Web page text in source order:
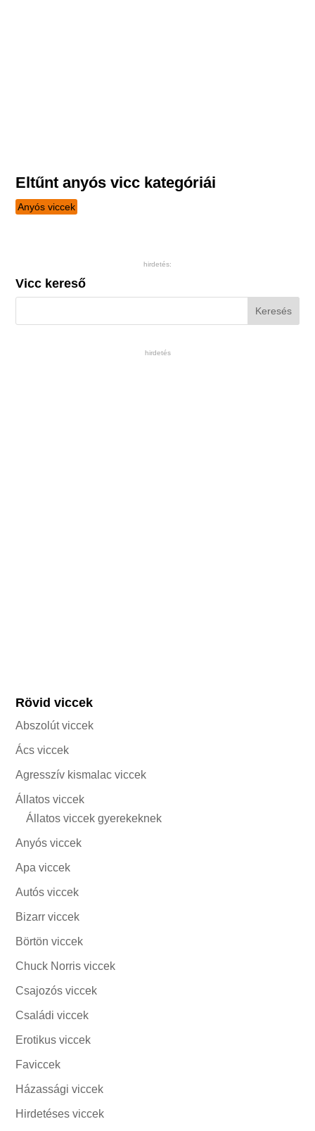
Eltűnt anyós vicc kategóriái
Anyós viccek
hirdetés:
Vicc kereső
hirdetés
Rövid viccek
Abszolút viccek
Ács viccek
Agresszív kismalac viccek
Állatos viccek
Állatos viccek gyerekeknek
Anyós viccek
Apa viccek
Autós viccek
Bizarr viccek
Börtön viccek
Chuck Norris viccek
Csajozós viccek
Családi viccek
Erotikus viccek
Faviccek
Házassági viccek
Hirdetéses viccek